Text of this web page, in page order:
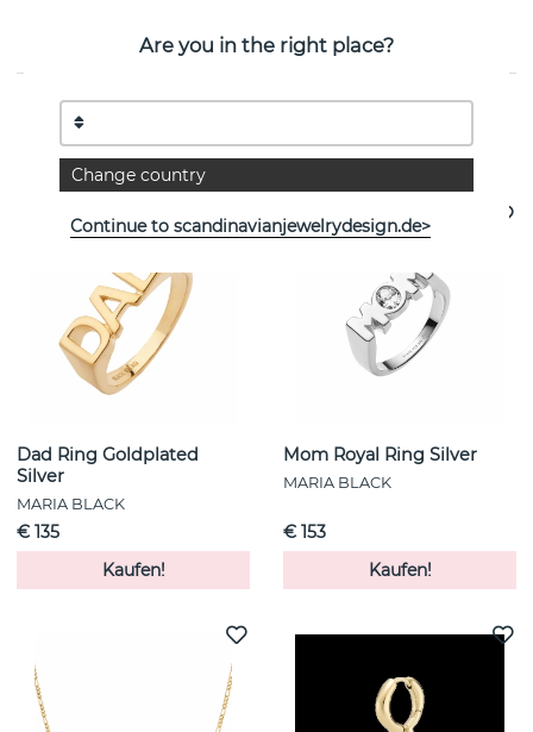
Weitere Artikel ansehen
Dad Ring Goldplated
Silver
MARIA BLACK
€ 135
Kaufen!
Mom Royal Ring Silver
MARIA BLACK
€ 153
Kaufen!
Are you in the right place?
Change country
Continue to scandinavianjewelrydesign.de>